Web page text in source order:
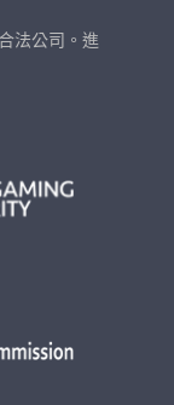
法公司。進